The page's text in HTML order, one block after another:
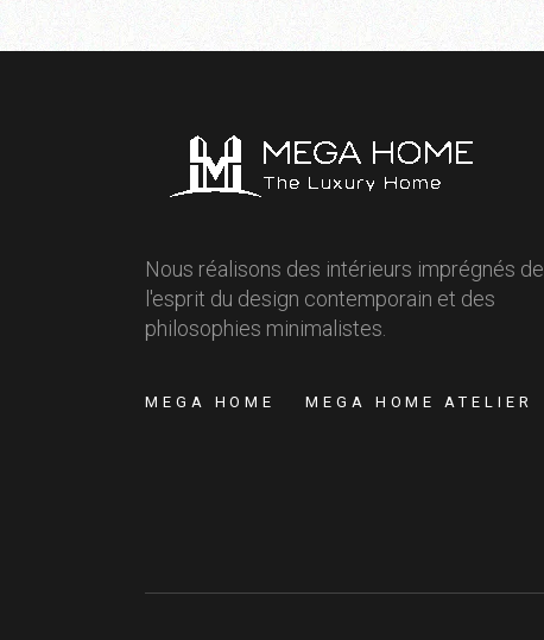
Nous réalisons des intérieurs imprégnés de
l'esprit du design contemporain et des
philosophies minimalistes.
MEGA HOME MEGA HOME ATELIER